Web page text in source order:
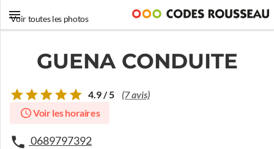
Voir toutes les photos
GUENA CONDUITE
4.9 / 5 (7 avis)
Voir les horaires
0689797392